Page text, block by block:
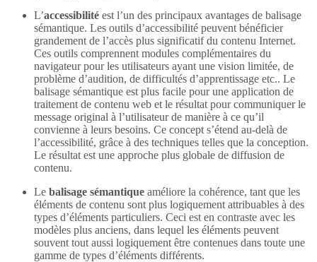
L’accessibilité est l’un des principaux avantages de balisage
sémantique. Les outils d’accessibilité peuvent bénéficier
grandement de l’accès plus significatif du contenu Internet.
Ces outils comprennent modules complémentaires du
navigateur pour les utilisateurs ayant une vision limitée, de
problème d’audition, de difficultés d’apprentissage etc.. Le
balisage sémantique est plus facile pour une application de
traitement de contenu web et le résultat pour communiquer le
message original à l’utilisateur de manière à ce qu’il
convienne à leurs besoins. Ce concept s’étend au-delà de
l’accessibilité, grâce à des techniques telles que la conception.
Le résultat est une approche plus globale de diffusion de
contenu.
Le balisage sémantique améliore la cohérence, tant que les
éléments de contenu sont plus logiquement attribuables à des
types d’éléments particuliers. Ceci est en contraste avec les
modèles plus anciens, dans lequel les éléments peuvent
souvent tout aussi logiquement être contenues dans toute une
gamme de types d’éléments différents.